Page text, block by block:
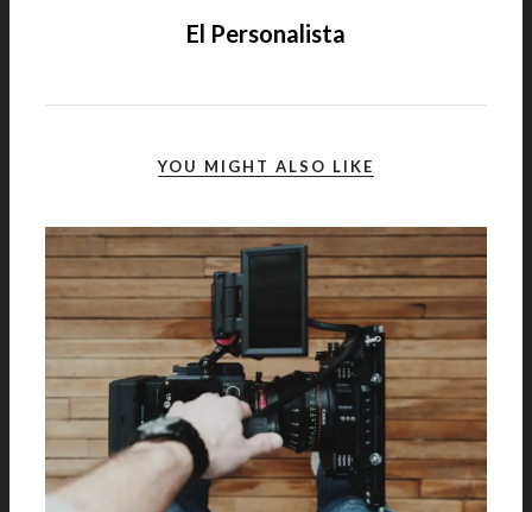
El Personalista
YOU MIGHT ALSO LIKE